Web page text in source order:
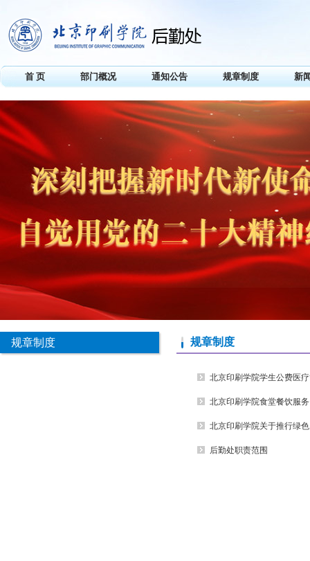
首 页 部门概况 通知公告 规章制度 新
规章制度 规章制度
北京印刷学院学生公费医
北京印刷学院食堂餐饮服
北京印刷学院关于推行绿
后勤处职责范围